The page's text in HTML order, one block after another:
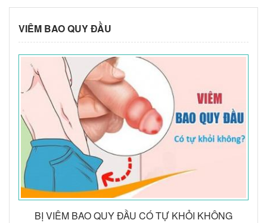
VIÊM BAO QUY ĐẦU
BỊ VIÊM BAO QUY ĐẦU CÓ TỰ KHỎI KHÔNG